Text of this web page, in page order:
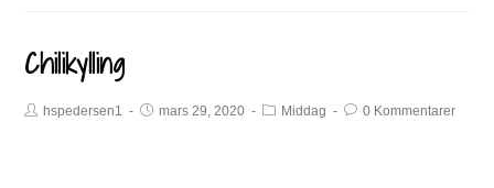
Chilikylling
hspedersen1 mars 29, 2020 Middag 0 Kommentarer